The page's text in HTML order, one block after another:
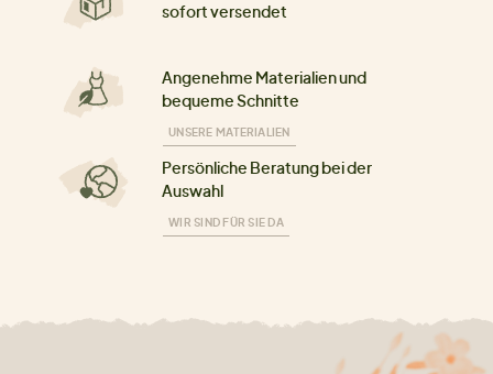
sofort versendet
Angenehme Materialien und
bequeme Schnitte
UNSERE MATERIALIEN
Persönliche Beratung bei der
Auswahl
WIR SIND FÜR SIE DA